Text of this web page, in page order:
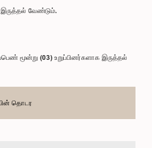
இருத்தல் வேண்டும்.
மூன்று (03) உறுப்பினர்களாக இருத்தல்
தொடர